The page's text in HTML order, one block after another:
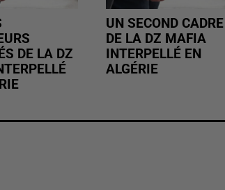
DE LA DZ
UN SECOND CADRE
DE LA DZ MAFIA
INTERPELLÉ EN
ALGÉRIE